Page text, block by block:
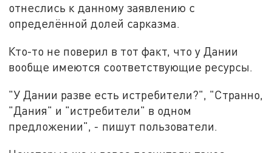
отнеслись к данному заявлению с
определённой долей сарказма.
Кто-то не поверил в тот факт, что у Дании
вообще имеются соответствующие ресурсы.
"У Дании разве есть истребители?", "Странно,
"Дания" и "истребители" в одном
предложении", - пишут пользователи.